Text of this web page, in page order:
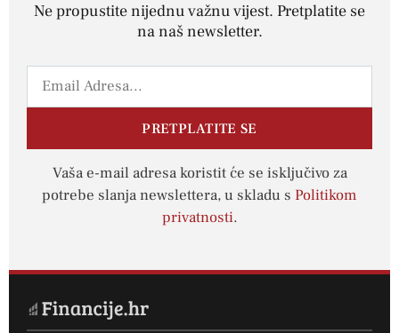
Ne propustite nijednu važnu vijest. Pretplatite se
na naš newsletter.
PRETPLATITE SE
Vaša e-mail adresa koristit će se isključivo za
potrebe slanja newslettera, u skladu s Politikom
privatnosti.